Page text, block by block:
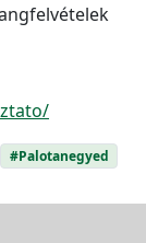
#Palotanegyed